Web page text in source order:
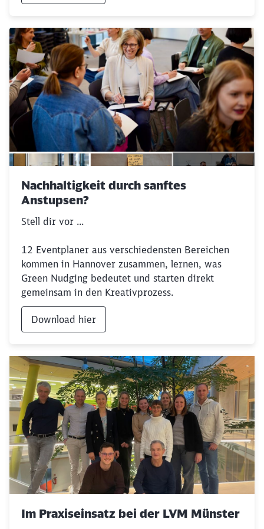
Nachhaltigkeit durch sanftes
Anstupsen?
Stell dir vor ...
12 Eventplaner aus verschiedensten Bereichen
kommen in Hannover zusammen, lernen, was
Green Nudging bedeutet und starten direkt
gemeinsam in den Kreativprozess.
Download hier
Im Praxiseinsatz bei der LVM Münster
Schließen
werden?